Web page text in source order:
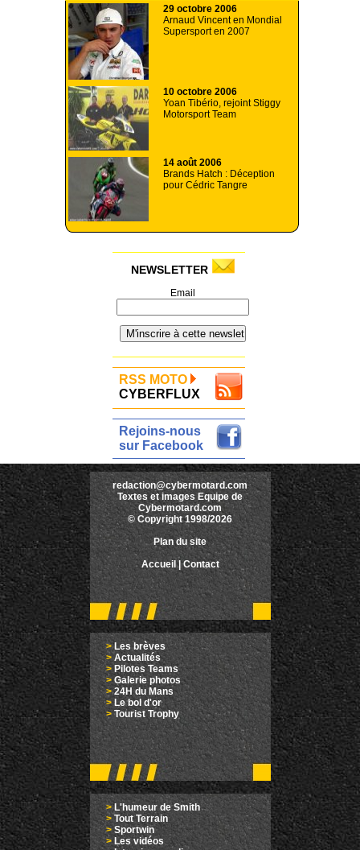
29 octobre 2006
Arnaud Vincent en Mondial
Supersport en 2007
10 octobre 2006
Yoan Tibério, rejoint Stiggy
Motorsport Team
14 août 2006
Brands Hatch : Déception
pour Cédric Tangre
NEWSLETTER
Email
RSS MOTO
CYBERFLUX
Rejoins-nous
sur Facebook
redaction@cybermotard.com
Textes et images Equipe de
Cybermotard.com
© Copyright 1998/2026
Plan du site
Accueil |Contact
>Les brèves
> Actualités
> Pilotes Teams
>Galerie photos
>24H du Mans
>Le bol d'or
> Tourist Trophy
>L'humeur de Smith
> Tout Terrain
> Sportwin
> Les vidéos